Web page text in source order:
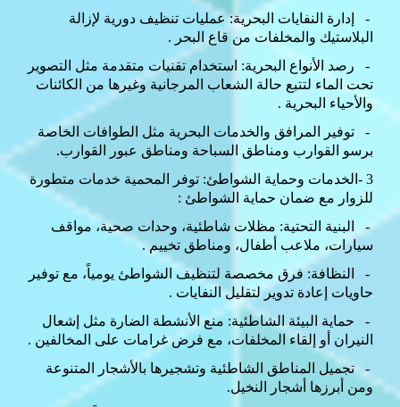
-
إدارة النفايات البحرية: عمليات تنظيف دورية لإزالة
البلاستيك والمخلفات من قاع البحر .
- رصد الأنواع البحرية: استخدام تقنيات متقدمة مثل التصوير
تحت الماء لتتبع حالة الشعاب المرجانية وغيرها من الكائنات
والأحياء البحرية .
- توفير المرافق والخدمات البحرية مثل الطوافات الخاصة
برسو القوارب ومناطق السباحة ومناطق عبور القوارب.
3
- الخدمات وحماية الشواطئ: توفر المحمية خدمات متطورة
للزوار مع ضمان حماية الشواطئ :
-
البنية التحتية: مظلات شاطئية، وحدات صحية، مواقف
سيارات، ملاعب أطفال، ومناطق تخييم .
-
النظافة: فرق مخصصة لتنظيف الشواطئ يومياً، مع توفير
حاويات إعادة تدوير لتقليل النفايات .
- حماية البيئة الشاطئية: منع الأنشطة الضارة مثل إشعال
النيران أو إلقاء المخلفات، مع فرض غرامات على المخالفين .
- تجميل المناطق الشاطئية وتشجيرها بالأشجار المتنوعة
ومن أبرزها أشجار النخيل.